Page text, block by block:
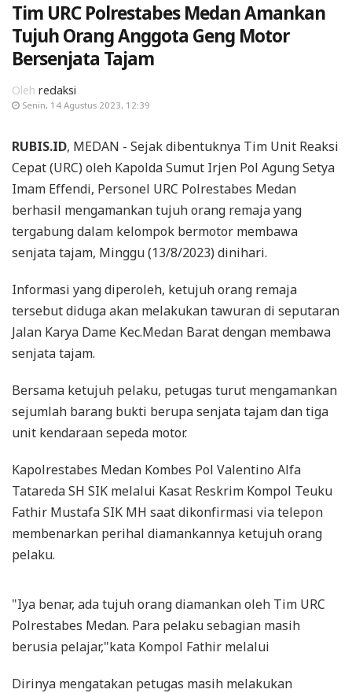
Tim URC Polrestabes Medan Amankan
Tujuh Orang Anggota Geng Motor
Bersenjata Tajam
Oleh redaksi
Senin, 14 Agustus 2023, 12:39
RUBIS.ID, MEDAN - Sejak dibentuknya Tim Unit Reaksi
Cepat (URC) oleh Kapolda Sumut Irjen Pol Agung Setya
Imam Effendi, Personel URC Polrestabes Medan
berhasil mengamankan tujuh orang remaja yang
tergabung dalam kelompok bermotor membawa
senjata tajam, Minggu (13/8/2023) dinihari.
Informasi yang diperoleh, ketujuh orang remaja
tersebut diduga akan melakukan tawuran di seputaran
Jalan Karya Dame Kec.Medan Barat dengan membawa
senjata tajam.
Bersama ketujuh pelaku, petugas turut mengamankan
sejumlah barang bukti berupa senjata tajam dan tiga
unit kendaraan sepeda motor.
Kapolrestabes Medan Kombes Pol Valentino Alfa
Tatareda SH SIK melalui Kasat Reskrim Kompol Teuku
Fathir Mustafa SIK MH saat dikonfirmasi via telepon
membenarkan perihal diamankannya ketujuh orang
pelaku.
"Iya benar, ada tujuh orang diamankan oleh Tim URC
Polrestabes Medan. Para pelaku sebagian masih
berusia pelajar,"kata Kompol Fathir melalui
Dirinya mengatakan petugas masih melakukan